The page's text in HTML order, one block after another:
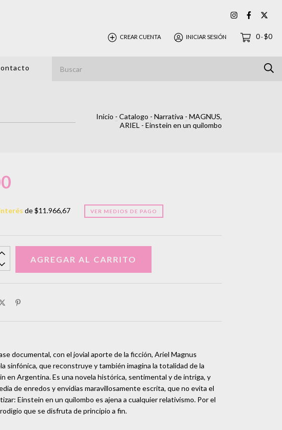
CREAR CUENTA INICIAR SESIÓN 0-$0
Inicio - Catalogo - Narrativa - MAGNUS,
ARIEL - Einstein en un quilombo
de$11.966,67 VER MEDIOS DE PAGO
documental, con el jovial aporte de la ficción, Ariel Magnus
sinfónica, que reconstruye y también imagina la totalidad de la
en Argentina. Es una novela histórica, sentimental y de intriga, y
de enredos y envidias maravillosamente escrita, que no evita el
Einstein en un quilombo es ajena a cualquier relativismo. Por el
que se disfruta de principio a fin.